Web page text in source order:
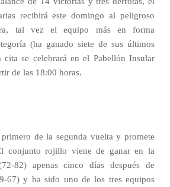
recibirá este domingo al peligroso
tal vez el equipo más en forma
(ha ganado siete de sus últimos
cita se celebrará en el Pabellón Insular
de las 18:00 horas.
de la segunda vuelta y promete
conjunto rojillo viene de ganar en la
82) apenas cinco días después de
67) y ha sido uno de los tres equipos